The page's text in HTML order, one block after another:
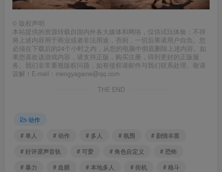
© 版权声明
本站提供的资源转载自国内外各大媒体和网络，仅供试玩体验；不得
将上述内容用于商业或者非法用途，否则，一切后果请用户自负。您
必须在下载后的24个小时之内，从您的电脑中彻底删除上述内容。如
果您喜欢该游戏内容，请支持正版，购买注册，得到更好的正版服
务。我们非常重视版权问题，如有侵权请邮件与我们联系处理。敬请
谅解！E-mail：mengyagame@qq.com
THE END
动作
# 单人
# 动作 # 多人 # 氛围
# 剧情丰富
# 好评原声音轨
# 可爱 # 角色自定义
# 恐怖
# 暴力
# 血腥 # 本地多人 # 街机
# 格斗